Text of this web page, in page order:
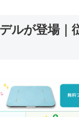
ルが登場｜